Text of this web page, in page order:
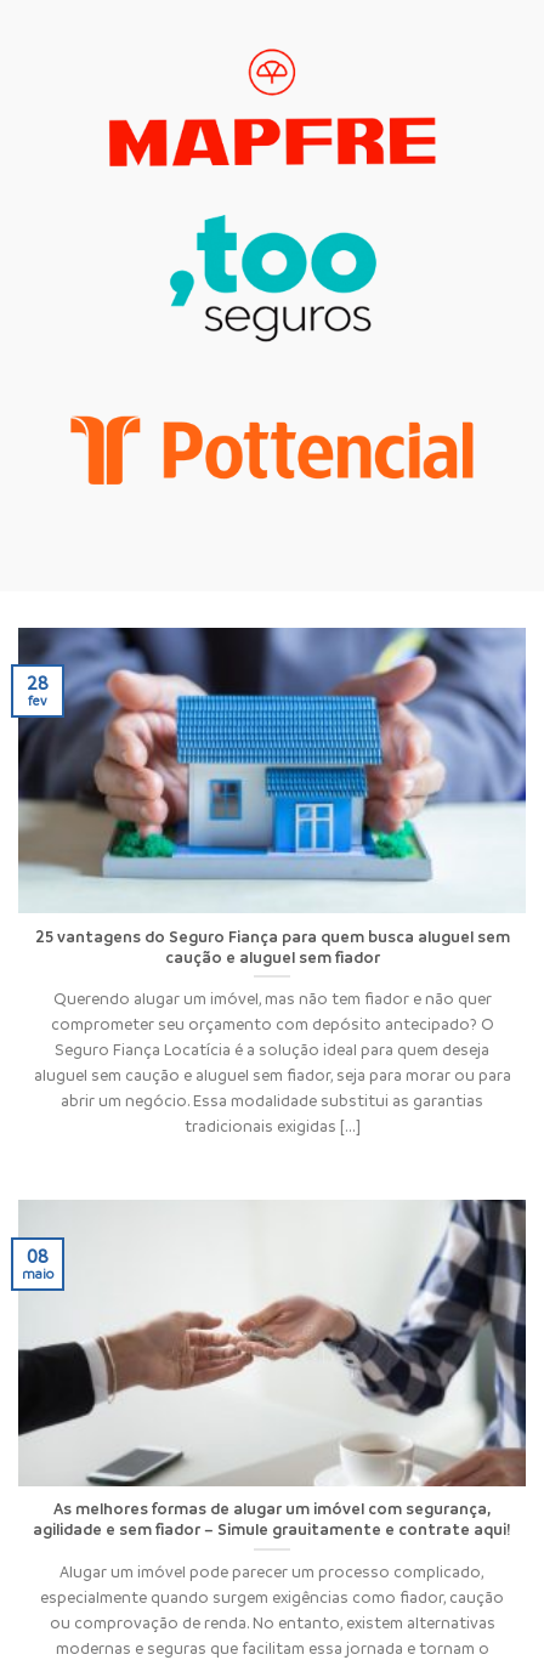
25 vantagens do Seguro Fiança para quem busca aluguel sem
caução e aluguel sem fiador
Querendo alugar um imóvel, mas não tem fiador e não quer
comprometer seu orçamento com depósito antecipado? O
Seguro Fiança Locatícia é a solução ideal para quem deseja
aluguel sem caução e aluguel sem fiador, seja para morar ou para
abrir um negócio. Essa modalidade substitui as garantias
tradicionais exigidas [...]
28
fev
As melhores formas de alugar um imóvel com segurança,
agilidade e sem fiador – Simule grauitamente e contrate aqui!
Alugar um imóvel pode parecer um processo complicado,
especialmente quando surgem exigências como fiador, caução
ou comprovação de renda. No entanto, existem alternativas
modernas e seguras que facilitam essa jornada e tornam o
08
maio